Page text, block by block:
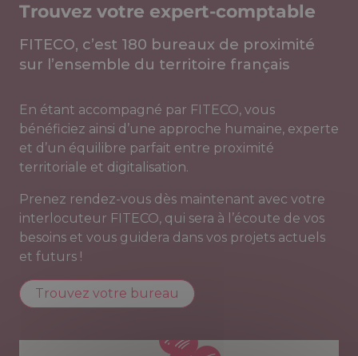
Trouvez votre expert-comptable
FITECO, c’est 180 bureaux de proximité
sur l’ensemble du territoire français
En étant accompagné par FITECO, vous
bénéficiez ainsi d’une approche humaine, experte
et d’un équilibre parfait entre proximité
territoriale et digitalisation.
Prenez rendez-vous dès maintenant avec votre
interlocuteur FITECO, qui sera à l’écoute de vos
besoins et vous guidera dans vos projets actuels
et futurs !
Trouvez votre bureau